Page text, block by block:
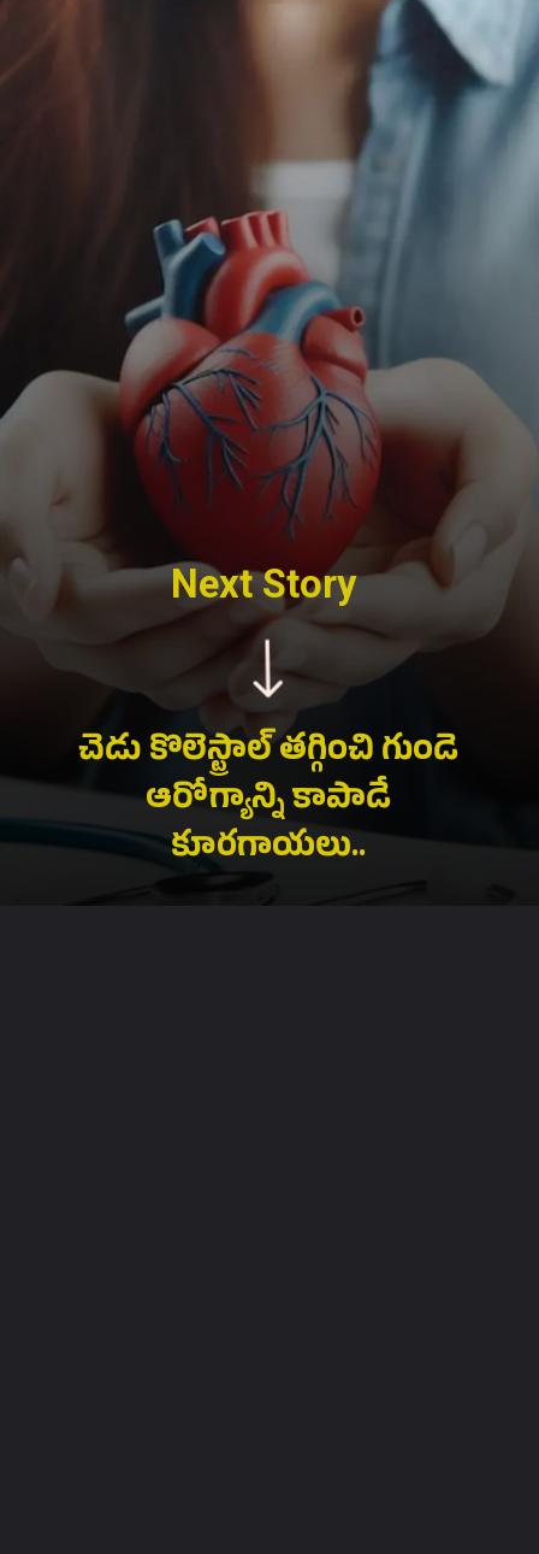
చెడు కొలెస్ట్రాల్ తగ్గించి గుండె
ఆరోగ్యాన్ని కాపాడే
కూరగాయలు..
Next Story